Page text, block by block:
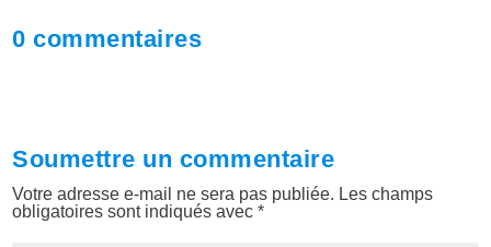
0 commentaires
Soumettre un commentaire
Votre adresse e-mail ne sera pas publiée. Les champs
obligatoires sont indiqués avec*